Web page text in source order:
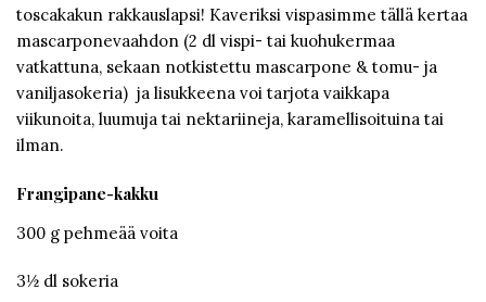
toscakakun rakkauslapsi! Kaveriksi vispasimme tällä kertaa
mascarponevaahdon (2 dl vispi- tai kuohukermaa
vatkattuna, sekaan notkistettu mascarpone & tomu- ja
vaniljasokeria) ja lisukkeena voi tarjota vaikkapa
viikunoita, luumuja tai nektariineja, karamellisoituina tai
ilman.
Frangipane-kakku
300 g pehmeää voita
3½ dl sokeria